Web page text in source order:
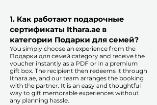
1. Как работают подарочные
сертификаты Ithara.ae в
категории Подарки для семей?
You simply choose an experience from the
Подарки для семей category and receive the
voucher instantly as a PDF or in a premium
gift box. The recipient then redeems it through
Ithara.ae, and our team arranges the booking
with the partner. It is an easy and thoughtful
way to gift memorable experiences without
any planning hassle.